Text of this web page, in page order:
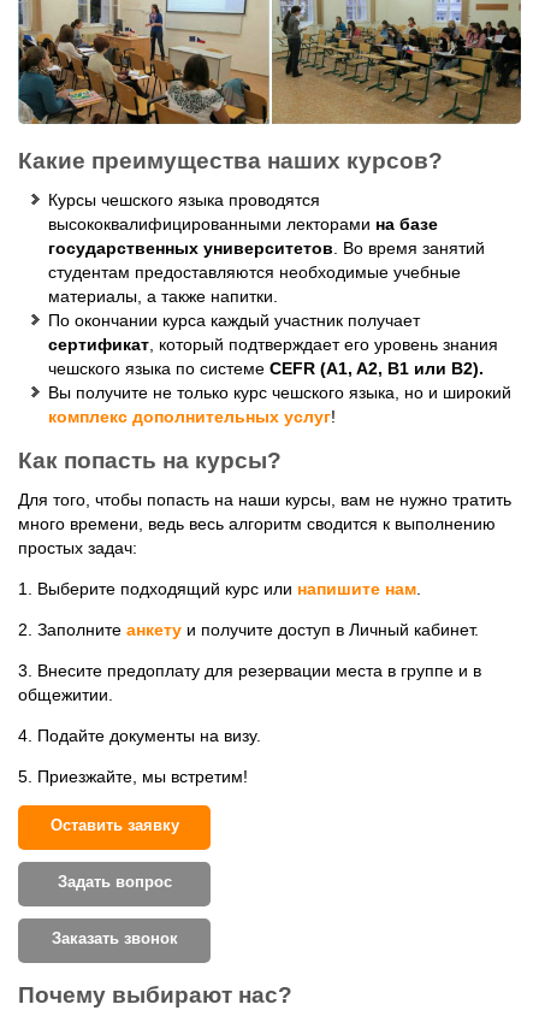
Какие преимущества наших курсов?
Курсы чешского языка проводятся
высококвалифицированными лекторами на базе
государственных университетов. Во время занятий
студентам предоставляются необходимые учебные
материалы, а также напитки.
По окончании курса каждый участник получает
сертификат, который подтверждает его уровень знания
чешского языка по системе CEFR (A1, A2, B1 или B2).
Вы получите не только курс чешского языка, но и широкий
комплекс дополнительных услуг!
Как попасть на курсы?
Для того, чтобы попасть на наши курсы, вам не нужно тратить
много времени, ведь весь алгоритм сводится к выполнению
простых задач:
1. Выберите подходящий курс или напишите нам.
2. Заполните анкету и получите доступ в Личный кабинет.
3. Внесите предоплату для резервации места в группе и в
общежитии.
4. Подайте документы на визу.
5. Приезжайте, мы встретим!
Оставить заявку
Задать вопрос
Заказать звонок
Почему выбирают нас?